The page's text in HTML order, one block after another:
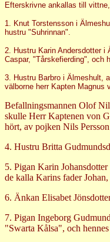
Efterskrivne ankallas till
1. Knut Torstensson i
hustru "Suhrinnan".
2. Hustru Karin Andersdotter i
Caspar, "Tårskefierding", och
3. Hustru Barbro i Älmeshult,
välborne herr Kapten Magnus
Befallningsmannen Olof
skulle Herr Kaptenen von
hört, av pojken Nils
4. Hustru Britta
5. Pigan Karin
de kalla Karins fader
6. Änkan Elisabet
7. Pigan Ingeborg
"Swarta Kålsa", och